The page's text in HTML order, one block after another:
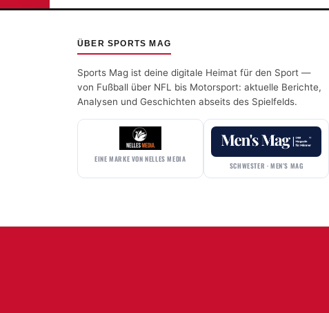
ÜBER SPORTS MAG
Sports Mag ist deine digitale Heimat für den Sport —
von Fußball über NFL bis Motorsport: aktuelle Berichte,
Analysen und Geschichten abseits des Spielfelds.
EINE MARKE VON NELLES MEDIA
SCHWESTER · MEN’S MAG